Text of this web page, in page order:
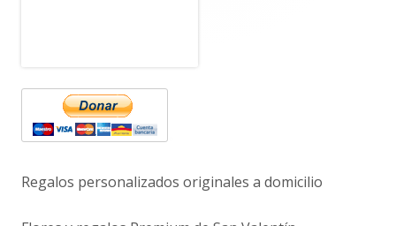
Regalos personalizados originales a domicilio